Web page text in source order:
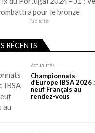
Publicité
RÉCENTS
Actualités
Championnats
d’Europe IBSA 2026 :
neuf Français au
rendez-vous